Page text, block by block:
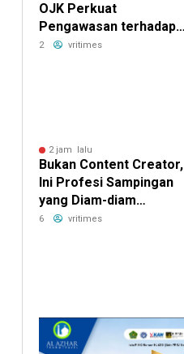
OJK Perkuat
Pengawasan terhadap
Platform Kripto Tanpa
2 vritimes
2 jam lalu
Bukan Content Creator,
Ini Profesi Sampingan
yang Diam-diam
Digemari Gen Z
6 vritimes